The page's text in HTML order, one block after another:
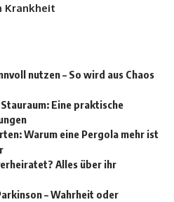
Krankheit
nutzen – So wird aus Chaos
Eine praktische
Warum eine Pergola mehr ist
Alles über ihr
– Wahrheit oder